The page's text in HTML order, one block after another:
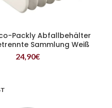
WEITERLESEN
Packly Abfallbehälter
Sammlung Weiß
24,90€